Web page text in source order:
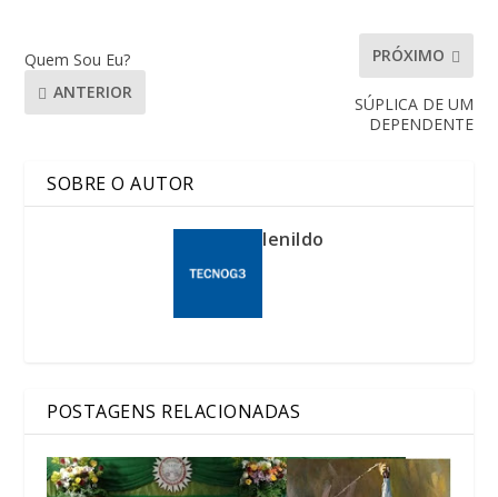
Quem Sou Eu?
ANTERIOR
PRÓXIMO
SÚPLICA DE UM
DEPENDENTE
SOBRE O AUTOR
lenildo
POSTAGENS RELACIONADAS